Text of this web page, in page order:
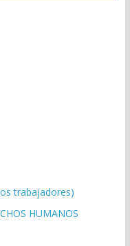
trabajadores)
HUMANOS